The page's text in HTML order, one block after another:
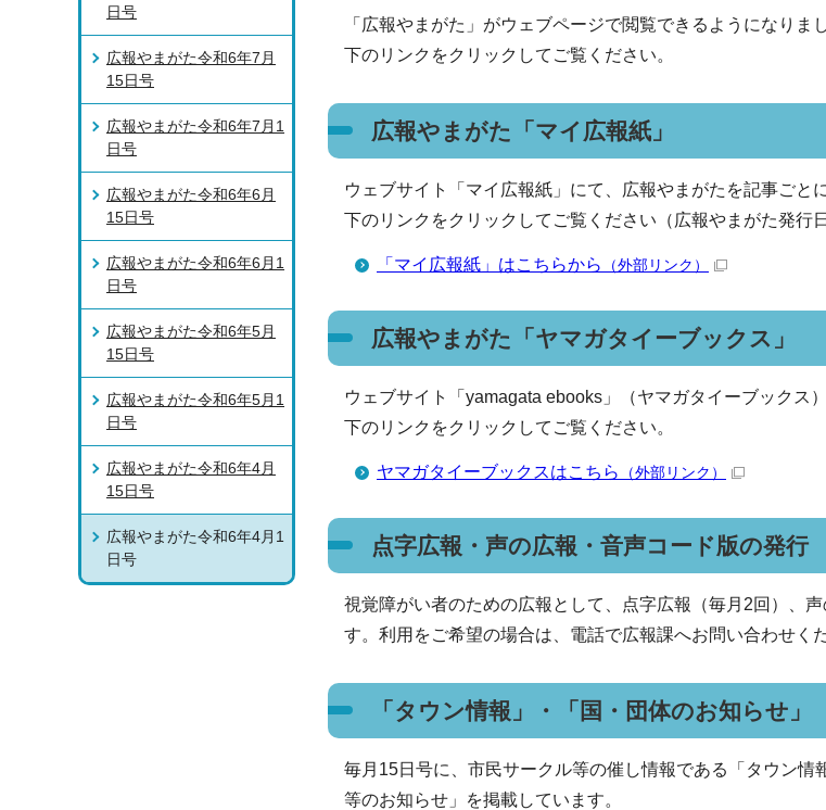
「広報やまがた」がウェブページで閲覧できるようになりまし
下のリンクをクリックしてご覧ください。
広報やまがた「マイ広報紙」
ウェブサイト「マイ広報紙」にて、広報やまがたを記事ごと
下のリンクをクリックしてご覧ください（広報やまがた発行
「マイ広報紙」はこちらから （外部リンク）
広報やまがた「ヤマガタイーブックス」
ウェブサイト「yamagata ebooks」（ヤマガタイーブックス
下のリンクをクリックしてご覧ください。
ヤマガタイーブックスはこちら （外部リンク）
点字広報・声の広報・音声コード版の発行
視覚障がい者のための広報として、点字広報（毎月2回）、
す。利用をご希望の場合は、電話で広報課へお問い合わせくだ
「タウン情報」・「国・団体のお知らせ」
毎月15日号に、市民サークル等の催し情報である「タウン
等のお知らせ」を掲載しています。
日号
広報やまがた令和6年7月
15日号
広報やまがた令和6年7月1
日号
広報やまがた令和6年6月
15日号
広報やまがた令和6年6月1
日号
広報やまがた令和6年5月
15日号
広報やまがた令和6年5月1
日号
広報やまがた令和6年4月
15日号
広報やまがた令和6年4月1
日号